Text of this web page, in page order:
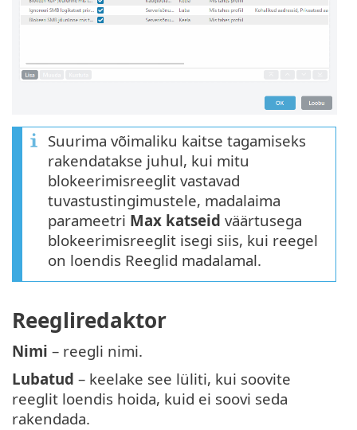
Suurima võimaliku kaitse tagamiseks
rakendatakse juhul, kui mitu
blokeerimisreeglit vastavad
tuvastustingimustele, madalaima
parameetri Max katseid väärtusega
blokeerimisreeglit isegi siis, kui reegel
on loendis Reeglid madalamal.
Reegliredaktor
Nimi – reegli nimi.
Lubatud – keelake see lüliti, kui soovite
reeglit loendis hoida, kuid ei soovi seda
rakendada.